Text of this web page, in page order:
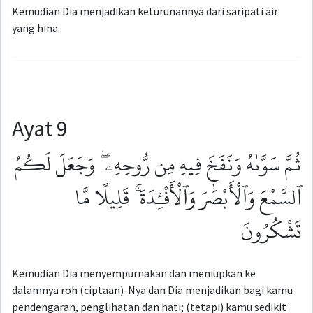
Kemudian Dia menjadikan keturunannya dari saripati air
yang hina.
Ayat 9
ثُمَّ سَوَّىٰهُ وَنَفَخَ فِيهِ مِن رُّوحِهِۦ ۖ وَجَعَلَ لَكُمُ
ٱلسَّمْعَ وَٱلْأَبْصَٰرَ وَٱلْأَفْـِٔدَةَ ۚ قَلِيلًا مَّا
تَشْكُرُونَ
Kemudian Dia menyempurnakan dan meniupkan ke
dalamnya roh (ciptaan)-Nya dan Dia menjadikan bagi kamu
pendengaran, penglihatan dan hati; (tetapi) kamu sedikit